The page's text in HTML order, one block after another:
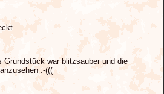
war blitzsauber und die
:-(((